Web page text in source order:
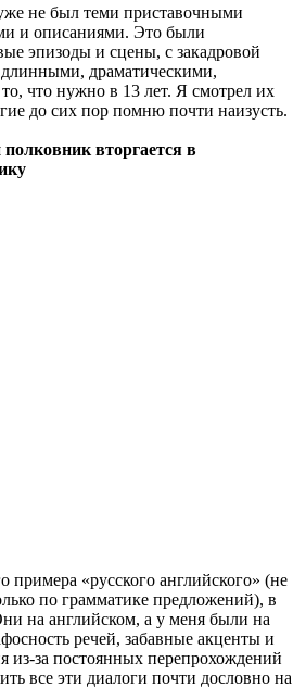
не был теми приставочными
и описаниями. Это были
эпизоды и сцены, с закадровой
драматическими,
что нужно в 13 лет. Я смотрел их
до сих пор помню почти наизусть.
вторгается в
примера «русского английского» (не
по грамматике предложений), в
на английском, а у меня были на
речей, забавные акценты и
из-за постоянных перепрохождений
все эти диалоги почти дословно на